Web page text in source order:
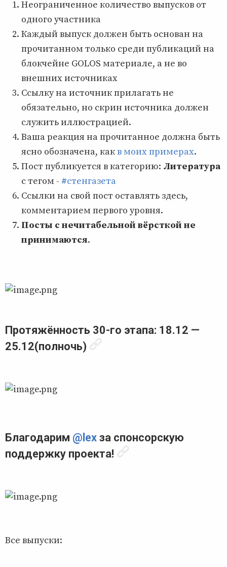
Неограниченное количество выпусков от
одного участника
Каждый выпуск должен быть основан на
прочитанном только среди публикаций на
блокчейне GOLOS материале, а не во
внешних источниках
Ссылку на источник прилагать не
обязательно, но скрин источника должен
служить иллюстрацией.
Ваша реакция на прочитанное должна быть
ясно обозначена, какв моих примерах.
Пост публикуется в категорию: Литература
с тегом - #стенгазета
Ссылки на свой пост оставлять здесь,
комментарием первого уровня.
Посты с нечитабельной вёрсткой не
принимаются.
Протяжённость 30-го этапа: 18.12 —
25.12(полночь)
Благодарим @lex за спонсорскую
поддержку проекта!
Все выпуски: